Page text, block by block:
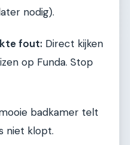
nodig).
fout: Direct kijken
op Funda. Stop
badkamer telt
niet klopt.